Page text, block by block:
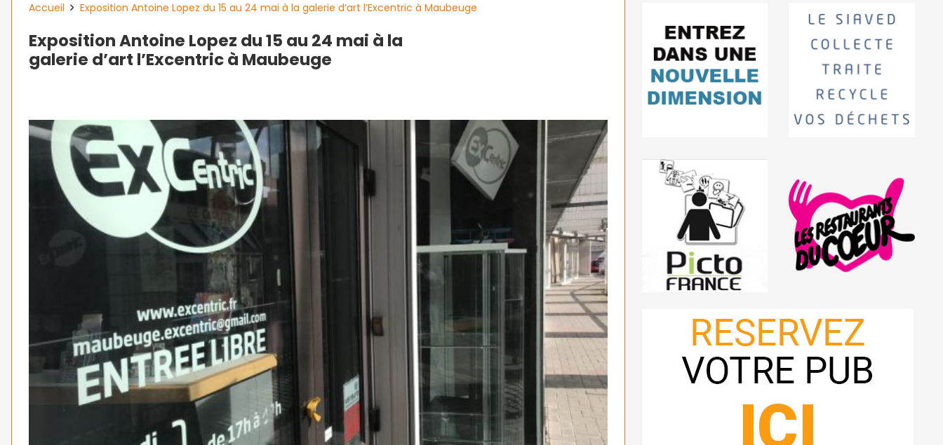
Accueil Exposition Antoine Lopez du 15 au 24 mai à la galerie d’art l’Excentric à Maubeuge
Exposition Antoine Lopez du 15 au 24 mai à la
galerie d’art l’Excentric à Maubeuge